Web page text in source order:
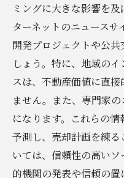
地域コミュニ
地元イベント
不動産売却に
プ
地元経済への
地元の声を活
不動産売却を成功
イント
ミングに大きな影響を
ターネットのニュース
開発プロジェクトや公
しょう。特に、地域の
スは、不動産価値に直
ません。また、専門家
になります。これらの
予測し、売却計画を練
いては、信頼性の高い
的機関の発表や信頼の